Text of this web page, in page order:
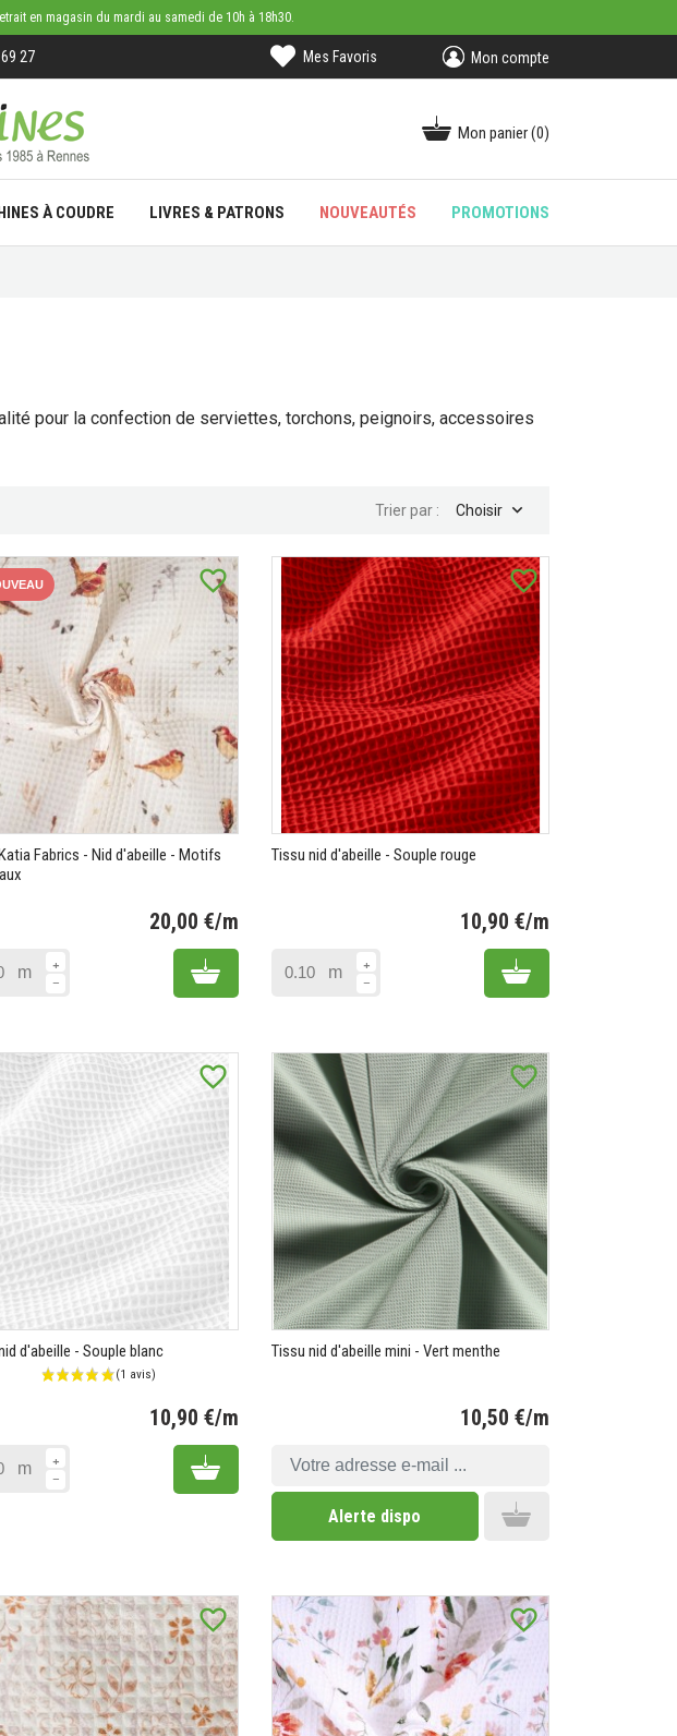
en magasin du mardi au samedi de 10h à 18h30.
27 Mes Favoris Mon compte
Mon panier(0)
À COUDRE LIVRES & PATRONS NOUVEAUTÉS PROMOTIONS
pour la confection de serviettes, torchons, peignoirs, accessoires
Trier par : Choisir 
favorite_border
Fabrics - Nid d'abeille - Motifs
20,00 €/m
m Add to cart
favorite_border
Tissu nid d'abeille - Souple rouge
10,90 €/m
m Add to cart
favorite_border
d'abeille - Souple blanc
10,90 €/m
m Add to cart
favorite_border
Tissu nid d'abeille mini - Vert menthe
10,50 €/m
Alerte dispo Add to cart
favorite_border favorite_border